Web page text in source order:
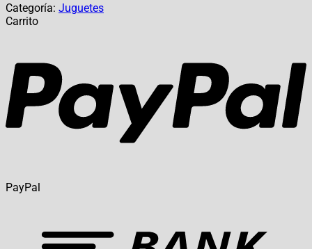
Categoría: Juguetes
Carrito
PayPal